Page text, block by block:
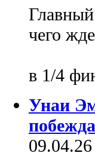
чего
в 1/4
Унаи